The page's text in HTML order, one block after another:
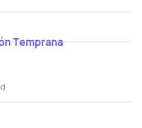
Temprana